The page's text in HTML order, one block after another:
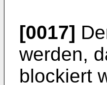
[0017]
werden,
blockiert